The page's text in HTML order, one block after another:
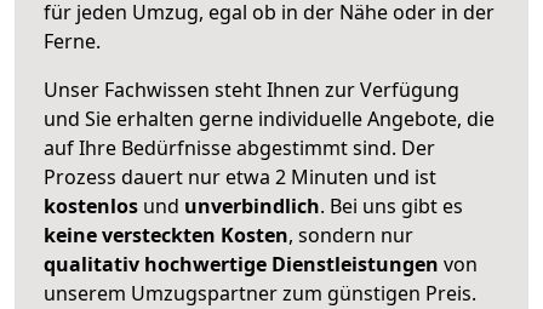
für jeden Umzug, egal ob in der Nähe oder in der
Ferne.
Unser Fachwissen steht Ihnen zur Verfügung
und Sie erhalten gerne individuelle Angebote, die
auf Ihre Bedürfnisse abgestimmt sind. Der
Prozess dauert nur etwa 2 Minuten und ist
kostenlos und unverbindlich. Bei uns gibt es
keine versteckten Kosten, sondern nur
qualitativ hochwertige Dienstleistungen von
unserem Umzugspartner zum günstigen Preis.